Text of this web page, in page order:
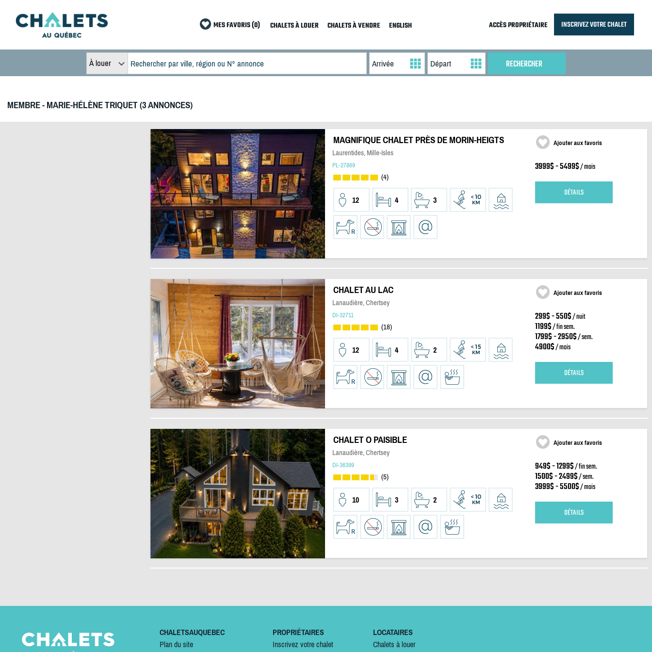
MES FAVORIS (0) CHALETS À LOUER CHALETS À VENDRE ENGLISH ACCÈS PROPRIÉTAIRE INSCRIVEZ VOTRE CHALET
À louer
MEMBRE - MARIE-HÉLÈNE TRIQUET (3 ANNONCES)
MAGNIFIQUE CHALET PRÈS DE MORIN-HEIGTS
Laurentides, Mille-Isles
PL-27869
(4)
12 4 3
Ajouter aux favoris
3999$ - 5499$/ mois
DÉTAILS
CHALET AU LAC
Lanaudière, Chertsey
DI-32711
(18)
12 4 2
Ajouter aux favoris
299$ - 550$/ nuit
1199$/ fin sem.
1799$ - 2950$/ sem.
4900$/ mois
DÉTAILS
CHALET O PAISIBLE
Lanaudière, Chertsey
DI-36399
(5)
10 3 2
Ajouter aux favoris
949$ - 1299$/ fin sem.
1500$ - 2499$/ sem.
3999$ - 5500$/ mois
DÉTAILS
CHALETSAUQUEBEC
Plan du site
PROPRIÉTAIRES
Inscrivez votre chalet
LOCATAIRES
Chalets à louer